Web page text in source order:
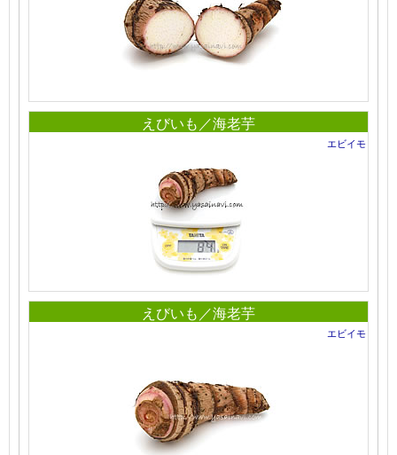
えびいも／海老芋
エビイモ
えびいも／海老芋
エビイモ